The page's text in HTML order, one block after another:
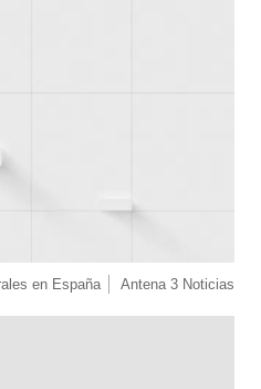
en España Antena 3 Noticias